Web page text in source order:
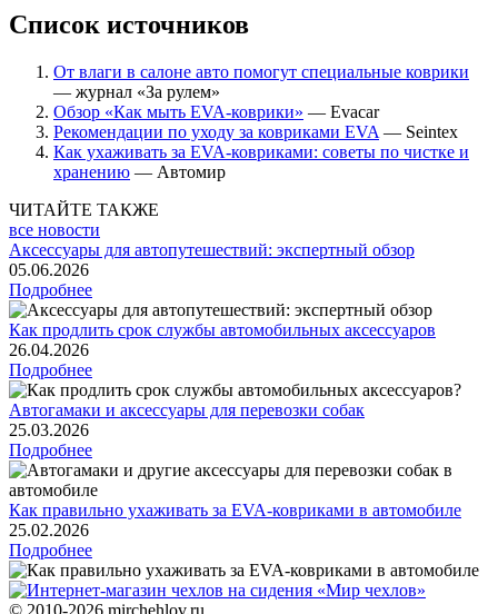
Список источников
От влаги в салоне авто помогут специальные коврики
— журнал «За рулем»
Обзор «Как мыть EVA-коврики» — Evacar
Рекомендации по уходу за ковриками EVA — Seintex
Как ухаживать за EVA-ковриками: советы по чистке и
хранению — Автомир
ЧИТАЙТЕ ТАКЖЕ
все новости
Аксессуары для автопутешествий: экспертный обзор
05.06.2026
Подробнее
Как продлить срок службы автомобильных аксессуаров
26.04.2026
Подробнее
Автогамаки и аксессуары для перевозки собак
25.03.2026
Подробнее
Как правильно ухаживать за EVA-ковриками в автомобиле
25.02.2026
Подробнее
© 2010-2026 mirchehlov.ru